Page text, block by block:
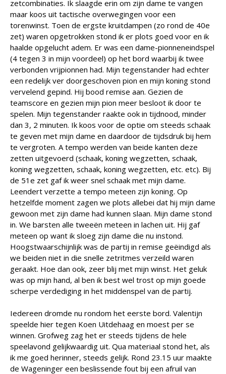
zetcombinaties. Ik slaagde erin om zijn dame te vangen
maar koos uit tactische overwegingen voor een
torenwinst. Toen de ergste kruitdampen (zo rond de 40e
zet) waren opgetrokken stond ik er plots goed voor en ik
haalde opgelucht adem. Er was een dame-pionneneindspel
(4 tegen 3 in mijn voordeel) op het bord waarbij ik twee
verbonden vrijpionnen had. Mijn tegenstander had echter
een redelijk ver doorgeschoven pion en mijn koning stond
vervelend gepind. Hij bood remise aan. Gezien de
teamscore en gezien mijn pion meer besloot ik door te
spelen. Mijn tegenstander raakte ook in tijdnood, minder
dan 3, 2 minuten. Ik koos voor de optie om steeds schaak
te geven met mijn dame en daardoor de tijdsdruk bij hem
te vergroten. A tempo werden van beide kanten deze
zetten uitgevoerd (schaak, koning wegzetten, schaak,
koning wegzetten, schaak, koning wegzetten, etc. etc). Bij
de 51e zet gaf ik weer snel schaak met mijn dame.
Leendert verzette a tempo meteen zijn koning. Op
hetzelfde moment zagen we plots allebei dat hij mijn dame
gewoon met zijn dame had kunnen slaan. Mijn dame stond
in. We barsten alle tweeën meteen in lachen uit. Hij gaf
meteen op want ik sloeg zijn dame die nu instond.
Hoogstwaarschijnlijk was de partij in remise geëindigd als
we beiden niet in die snelle zetritmes verzeild waren
geraakt. Hoe dan ook, zeer blij met mijn winst. Het geluk
was op mijn hand, al ben ik best wel trost op mijn goede
scherpe verdediging in het middenspel van de partij.
Iedereen dromde nu rondom het eerste bord. Valentijn
speelde hier tegen Koen Uitdehaag en moest per se
winnen. Grofweg zag het er steeds tijdens de hele
speelavond gelijkwaardig uit. Qua materiaal stond het, als
ik me goed herinner, steeds gelijk. Rond 23.15 uur maakte
de Wageninger een beslissende fout bij een afruil van